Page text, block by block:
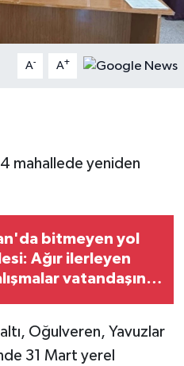
A- A+
mahallede yeniden
bitmeyen yol
Ağır ilerleyen
vatandaşın
Oğulveren, Yavuzlar
31 Mart yerel